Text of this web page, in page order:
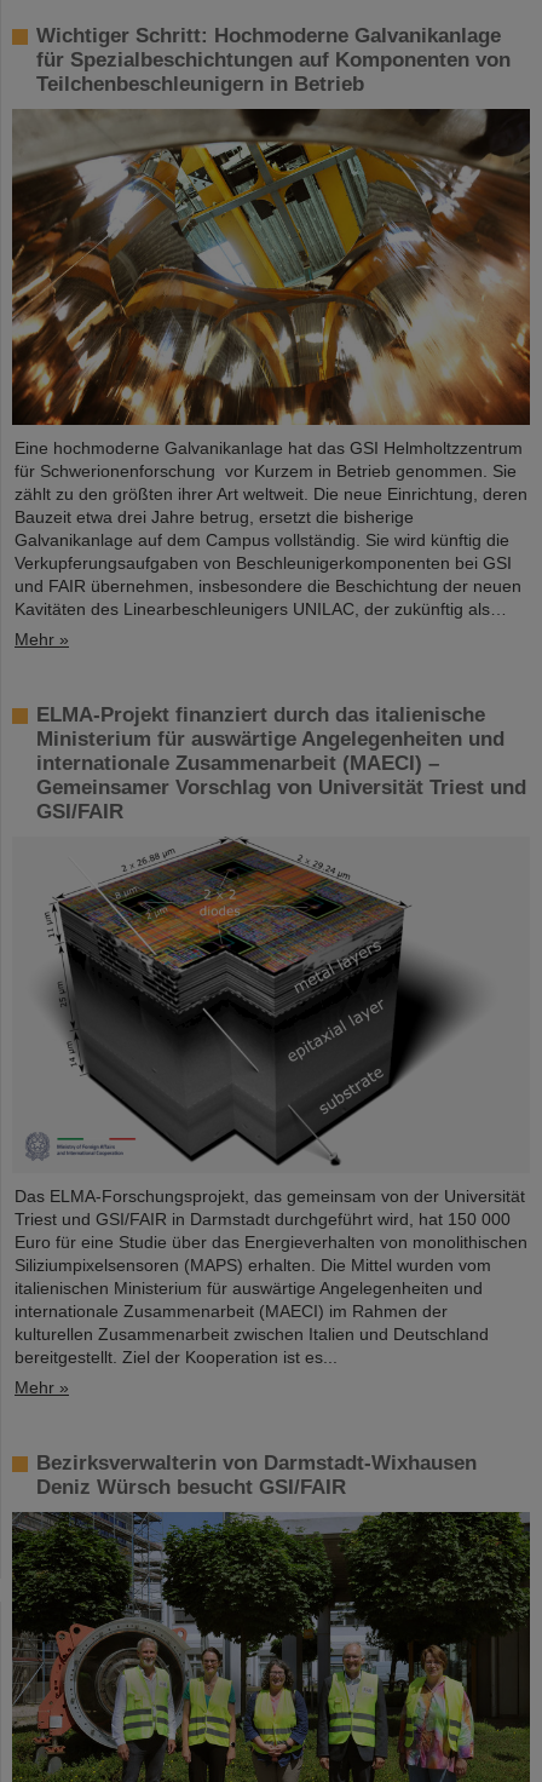
Wichtiger Schritt: Hochmoderne Galvanikanlage
für Spezialbeschichtungen auf Komponenten von
Teilchenbeschleunigern in Betrieb
Eine hochmoderne Galvanikanlage hat das GSI Helmholtzzentrum
für Schwerionenforschung vor Kurzem in Betrieb genommen. Sie
zählt zu den größten ihrer Art weltweit. Die neue Einrichtung, deren
Bauzeit etwa drei Jahre betrug, ersetzt die bisherige
Galvanikanlage auf dem Campus vollständig. Sie wird künftig die
Verkupferungsaufgaben von Beschleunigerkomponenten bei GSI
und FAIR übernehmen, insbesondere die Beschichtung der neuen
Kavitäten des Linearbeschleunigers UNILAC, der zukünftig als…
Mehr »
ELMA-Projekt finanziert durch das italienische
Ministerium für auswärtige Angelegenheiten und
internationale Zusammenarbeit (MAECI) –
Gemeinsamer Vorschlag von Universität Triest und
GSI/FAIR
Das ELMA-Forschungsprojekt, das gemeinsam von der Universität
Triest und GSI/FAIR in Darmstadt durchgeführt wird, hat 150 000
Euro für eine Studie über das Energieverhalten von monolithischen
Siliziumpixelsensoren (MAPS) erhalten. Die Mittel wurden vom
italienischen Ministerium für auswärtige Angelegenheiten und
internationale Zusammenarbeit (MAECI) im Rahmen der
kulturellen Zusammenarbeit zwischen Italien und Deutschland
bereitgestellt. Ziel der Kooperation ist es...
Mehr »
Bezirksverwalterin von Darmstadt-Wixhausen
Deniz Würsch besucht GSI/FAIR